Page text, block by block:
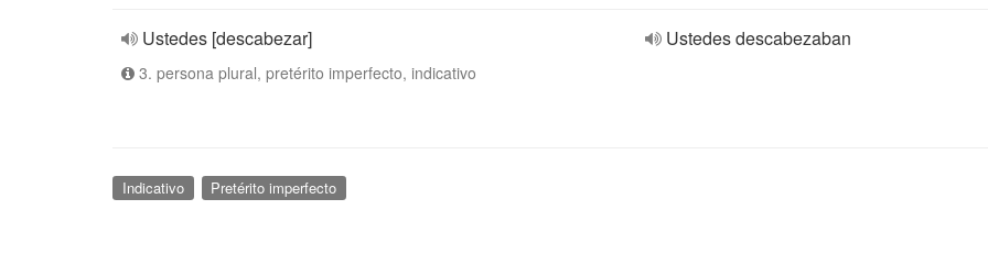
Ustedes [descabezar]
3. persona plural, pretérito imperfecto, indicativo
Ustedes descabezaban
Indicativo Pretérito imperfecto